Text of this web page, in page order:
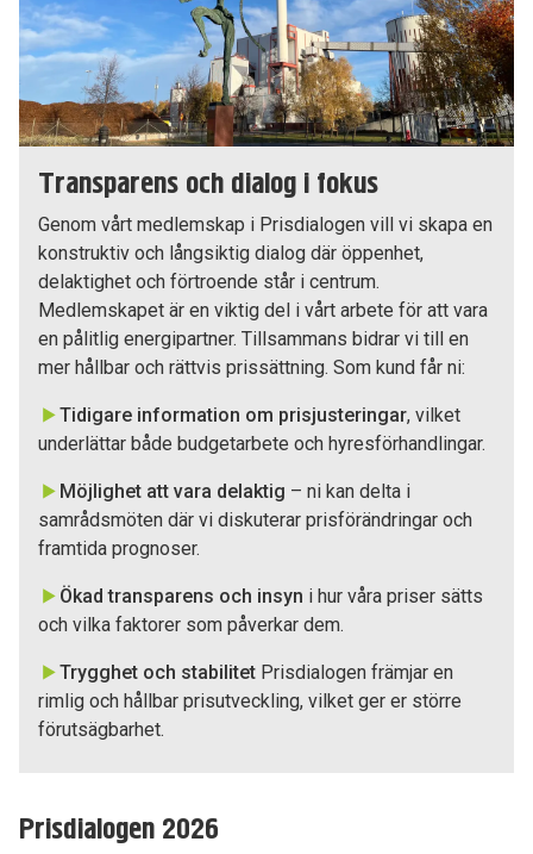
Transparens och dialog i fokus
Genom vårt medlemskap i Prisdialogen vill vi skapa en
konstruktiv och långsiktig dialog där öppenhet,
delaktighet och förtroende står i centrum.
Medlemskapet är en viktig del i vårt arbete för att vara
en pålitlig energipartner. Tillsammans bidrar vi till en
mer hållbar och rättvis prissättning. Som kund får ni:
Tidigare information om prisjusteringar, vilket
underlättar både budgetarbete och hyresförhandlingar.
Möjlighet att vara delaktig – ni kan delta i
samrådsmöten där vi diskuterar prisförändringar och
framtida prognoser.
Ökad transparens och insyn i hur våra priser sätts
och vilka faktorer som påverkar dem.
Trygghet och stabilitet Prisdialogen främjar en
rimlig och hållbar prisutveckling, vilket ger er större
förutsägbarhet.
Prisdialogen 2026